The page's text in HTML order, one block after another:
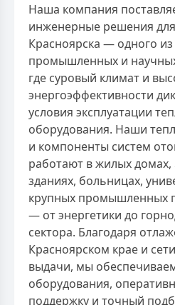
Наша компания
инженерные решения
Красноярска — одного
промышленных и
где суровый климат и
энергоэффективности
условия эксплуатации
оборудования. Наши
и компоненты систем
работают в жилых
зданиях, больницах,
крупных промышленных
— от энергетики до
сектора. Благодаря
Красноярском крае и
выдачи, мы
оборудования,
поддержку и точный